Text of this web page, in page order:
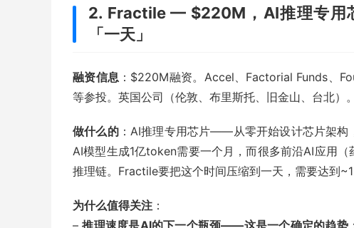
2. Fractile — $220M，AI推理专用
「一天」
融资信息 ：$220M融资。Accel、Factorial Funds、
等参投。英国公司（伦敦、布里斯托、旧金山、台北）
做什么的：AI推理专用芯片——从零开始设计芯片架构
AI模型生成1亿token需要一个月，而很多前沿AI应用
推理链。Fractile要把这个时间压缩到一天，需要达到
为什么值得关注 ：
–推理速度是AI的下一个瓶颈——这是一个确定的趋势